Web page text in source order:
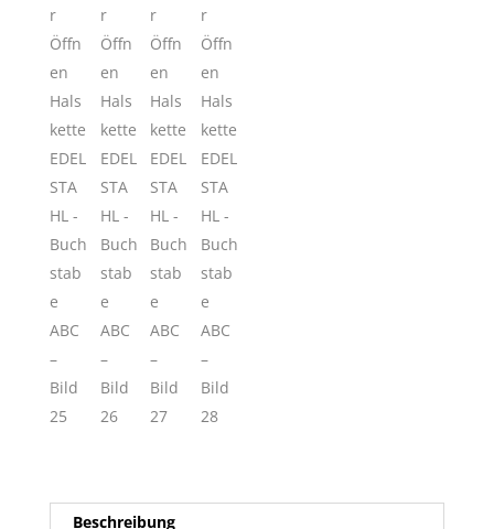
Beschreibung